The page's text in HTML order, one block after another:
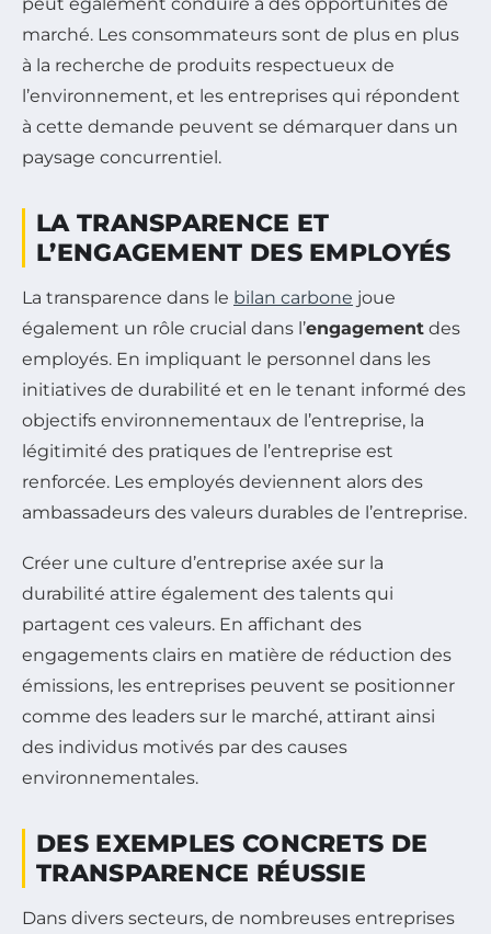
marché. Les consommateurs sont de plus en plus
à la recherche de produits respectueux de
l’environnement, et les entreprises qui répondent
à cette demande peuvent se démarquer dans un
paysage concurrentiel.
LA TRANSPARENCE ET
L’ENGAGEMENT DES EMPLOYÉS
La transparence dans le bilan carbone joue
également un rôle crucial dans l’engagement des
employés. En impliquant le personnel dans les
initiatives de durabilité et en le tenant informé des
objectifs environnementaux de l’entreprise, la
légitimité des pratiques de l’entreprise est
renforcée. Les employés deviennent alors des
ambassadeurs des valeurs durables de l’entreprise.
Créer une culture d’entreprise axée sur la
durabilité attire également des talents qui
partagent ces valeurs. En affichant des
engagements clairs en matière de réduction des
émissions, les entreprises peuvent se positionner
comme des leaders sur le marché, attirant ainsi
des individus motivés par des causes
environnementales.
DES EXEMPLES CONCRETS DE
TRANSPARENCE RÉUSSIE
Dans divers secteurs, de nombreuses entreprises